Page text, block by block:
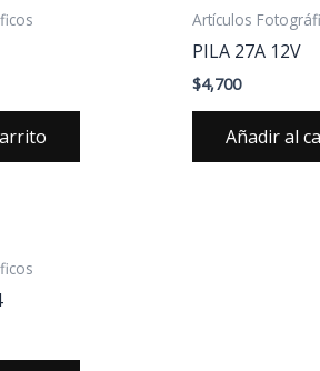
Artículos
PILA 27A 12V
$4,700
Añadir al